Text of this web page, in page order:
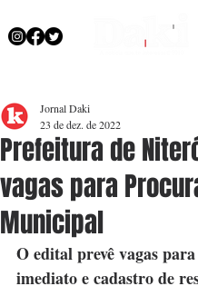
Prefeitura de
vagas para
Municipal
Jornal Daki
23 de dez. de 2022
O edital prevê vagas
imediato e cadastro de